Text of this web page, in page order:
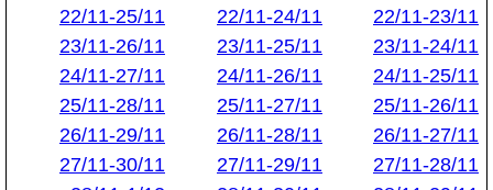
22/11-23/11
22/11-24/11
22/11-25/11
23/11-24/11
23/11-25/11
23/11-26/11
24/11-25/11
24/11-26/11
24/11-27/11
25/11-26/11
25/11-27/11
25/11-28/11
26/11-27/11
26/11-28/11
26/11-29/11
27/11-28/11
27/11-29/11
27/11-30/11